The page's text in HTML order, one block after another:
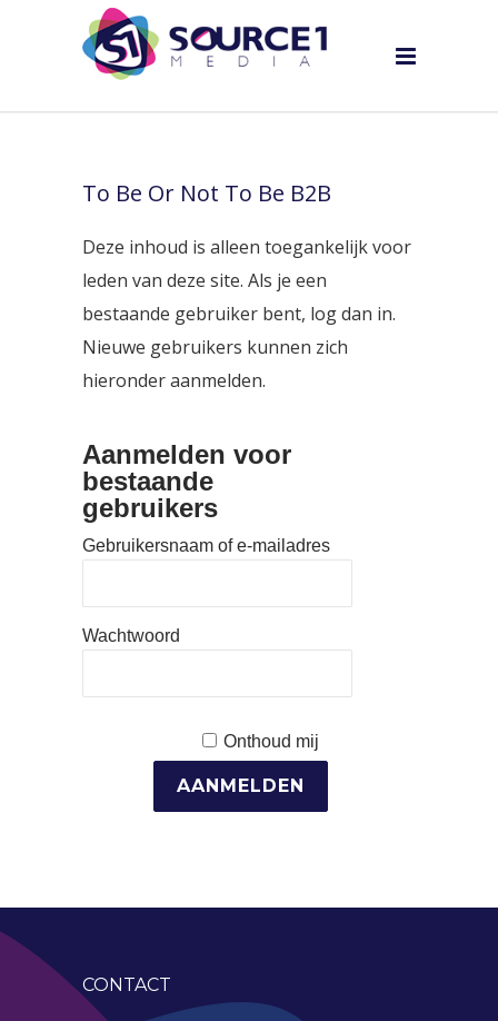
To Be Or Not To Be B2B
Deze inhoud is alleen toegankelijk voor
leden van deze site. Als je een
bestaande gebruiker bent, log dan in.
Nieuwe gebruikers kunnen zich
hieronder aanmelden.
Aanmelden voor
bestaande
gebruikers
Gebruikersnaam of e-mailadres
Wachtwoord
Onthoud mij
CONTACT